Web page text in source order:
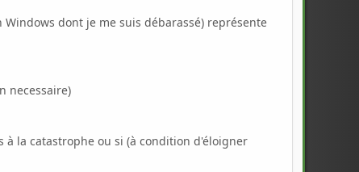
dont je me suis débarassé) représente
necessaire)
à la catastrophe ou si (à condition d'éloigner